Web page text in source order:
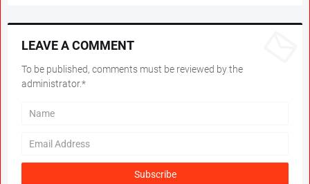
LEAVE A COMMENT
To be published, comments must be reviewed by the
administrator.*